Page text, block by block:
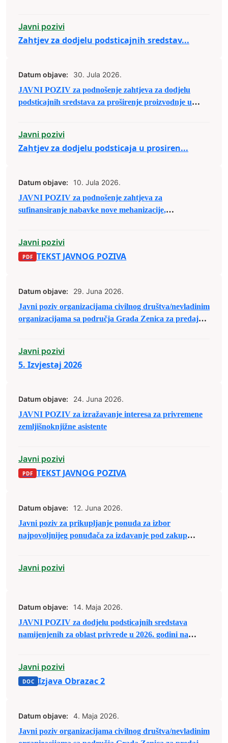
kojima je to osnovna djelatnost
Javni pozivi
Zahtjev za dodjelu podsticajnih sredstav...
Datum objave:
30. Jula 2026.
JAVNI POZIV za podnošenje zahtjeva za dodjelu
podsticajnih sredstava za proširenje proizvodnje u
Javni pozivi
Zahtjev za dodjelu podsticaja u prosiren...
Datum objave:
10. Jula 2026.
JAVNI POZIV za podnošenje zahtjeva za
sufinansiranje nabavke nove mehanizacije,
Javni pozivi
TEKST JAVNOG POZIVA
Datum objave:
29. Juna 2026.
Javni poziv organizacijama civilnog društva/nevladinim
organizacijama sa područja Grada Zenica za predaju
Javni pozivi
5. Izvjestaj 2026
Datum objave:
24. Juna 2026.
JAVNI POZIV za izražavanje interesa za privremene
zemljišnoknjižne asistente
Javni pozivi
TEKST JAVNOG POZIVA
Datum objave:
12. Juna 2026.
Javni poziv za prikupljanje ponuda za izbor
najpovoljnijeg ponuđača za izdavanje pod zakup
Javni pozivi
Datum objave:
14. Maja 2026.
JAVNI POZIV za dodjelu podsticajnih sredstava
namijenjenih za oblast privrede u 2026. godini na
Javni pozivi
Izjava Obrazac 2
Datum objave:
4. Maja 2026.
Javni poziv organizacijama civilnog društva/nevladinim